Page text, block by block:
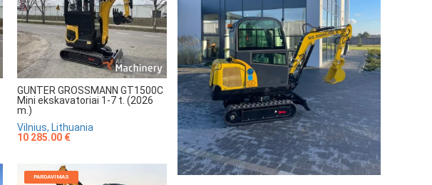
GUNTER GROSSMANN GT1500C
Mini ekskavatoriai 1-7 t. (2026
m.)
Vilnius, Lithuania
10 285.00 €
PARDAVIMAS